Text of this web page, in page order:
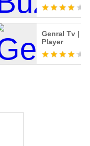
Genral Tv |
Player